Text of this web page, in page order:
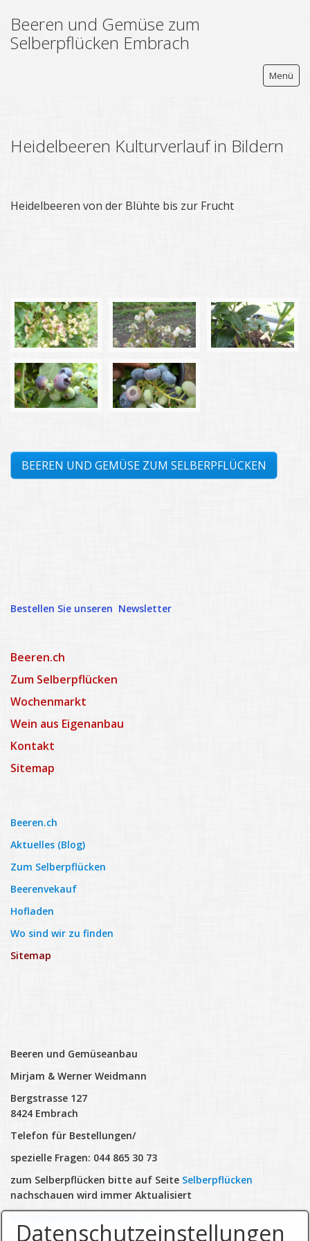
Beeren und Gemüse zum
Selberpflücken Embrach
Menü
beeren.ch
Cassis
Stachelbeeren
Heidelbeeren
Erbsen
Kefen
Bohnen
Stangenbohnen
Zum Selberpflücken
Permakultur
Beerenverkauf
Hofgemeinschaft Berghof127
Kontakt
Heidelbeeren Kulturverlauf in Bildern
Heidelbeeren von der Blühte bis zur Frucht
BEEREN UND GEMÜSE ZUM SELBERPFLÜCKEN
Bestellen Sie unseren Newsletter
Beeren.ch
Zum Selberpflücken
Wochenmarkt
Wein aus Eigenanbau
Kontakt
Sitemap
Beeren.ch
Aktuelles (Blog)
Zum Selberpflücken
Beerenvekauf
Hofladen
Wo sind wir zu finden
Sitemap
Beeren und Gemüseanbau
Mirjam & Werner Weidmann
Bergstrasse 127
8424 Embrach
Telefon für Bestellungen/
spezielle Fragen: 044 865 30 73
zum Selberpflücken bitte auf Seite Selberpflücken
nachschauen wird immer Aktualisiert
Datenschutzeinstellungen